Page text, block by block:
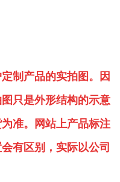
制产品的实拍图。因
只是外形结构的示意
准。网站上产品标注
有区别，实际以公司